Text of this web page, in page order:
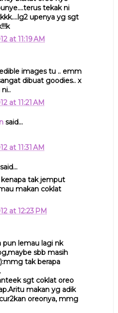
tekak ni
upenya yg sgt
at 11:19 AM
images tu .. emm
dibuat goodies.. x
at 11:21 AM
said...
at 11:31 AM
tak jemput
makan coklat
at 12:23 PM
pun lemau lagi nk
sbb masih
tak berapa
sgt coklat oreo
makan yg adik
oreonya, mmg